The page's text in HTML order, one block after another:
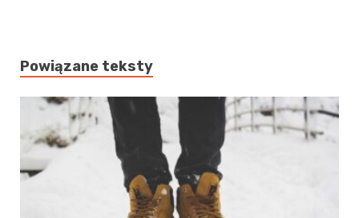
Powiązane teksty